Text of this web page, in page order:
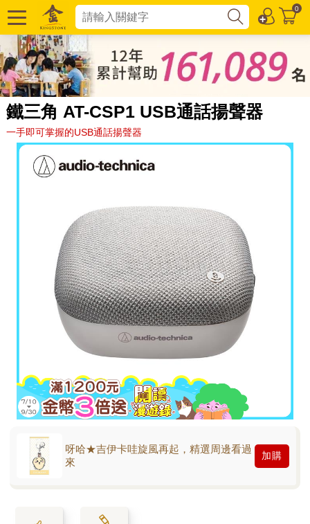
0
鐵三角 AT-CSP1 USB通話揚聲器
一手即可掌握的USB通話揚聲器
呀哈★吉伊卡哇旋風再起，精選周邊看過
來
加購